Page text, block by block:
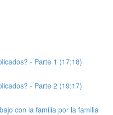
- Parte 1 (17:18)
- Parte 2 (19:17)
con la familia por la familia